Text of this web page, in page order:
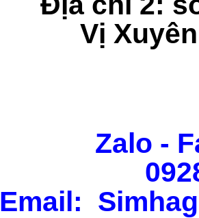
Vị
Zalo -
Email: